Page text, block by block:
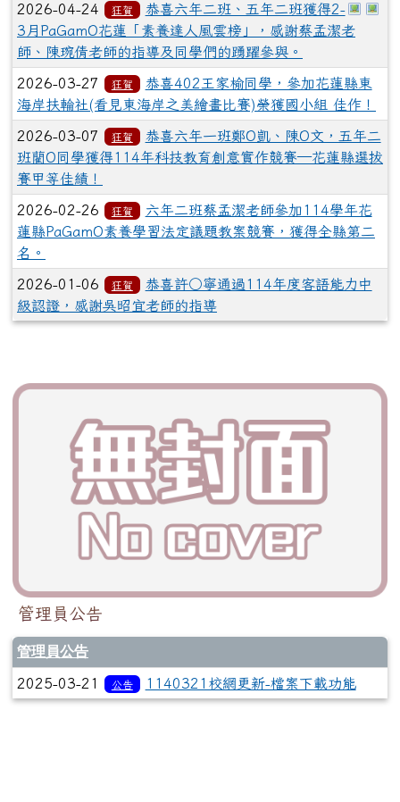
於彈
2026-04-24 狂賀
恭喜六年二班、五年二班獲得2-
3月PaGamO花蓮「素養達人風雲榜」，感謝蔡孟潔老
師、陳琬倩老師的指導及同學們的踴躍參與。
2026-03-27 狂賀
恭喜402王家榆同學，參加花蓮縣東
海岸扶輪社(看見東海岸之美繪畫比賽)榮獲國小組 佳作！
2026-03-07 狂賀
恭喜六年一班鄭O凱、陳O文，五年二
班藺O同學獲得114年科技教育創意實作競賽—花蓮縣選拔
賽甲等佳績！
2026-02-26 狂賀
六年二班蔡孟潔老師參加114學年花
蓮縣PaGamO素養學習法定議題教案競賽，獲得全縣第二
名。
2026-01-06 狂賀
恭喜許○寧通過114年度客語能力中
級認證，感謝吳昭宜老師的指導
管理員公告
管理員公告
2025-03-21 公告 1140321校網更新-檔案下載功能